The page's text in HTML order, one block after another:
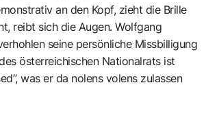
an den Kopf, zieht die Brille
reibt sich die Augen. Wolfgang
seine persönliche Missbilligung
österreichischen Nationalrats ist
was er da nolens volens zulassen